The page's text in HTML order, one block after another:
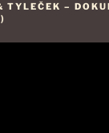
TYLEČEK –